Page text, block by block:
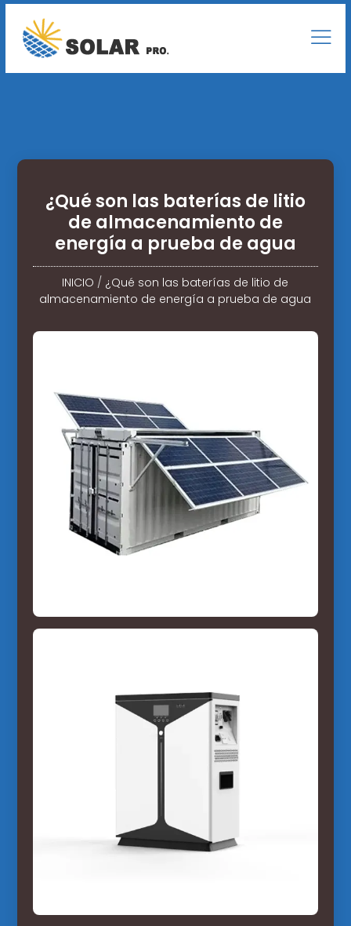
¿Qué son las baterías de litio
de almacenamiento de
energía a prueba de agua
INICIO / ¿Qué son las baterías de litio de
almacenamiento de energía a prueba de agua